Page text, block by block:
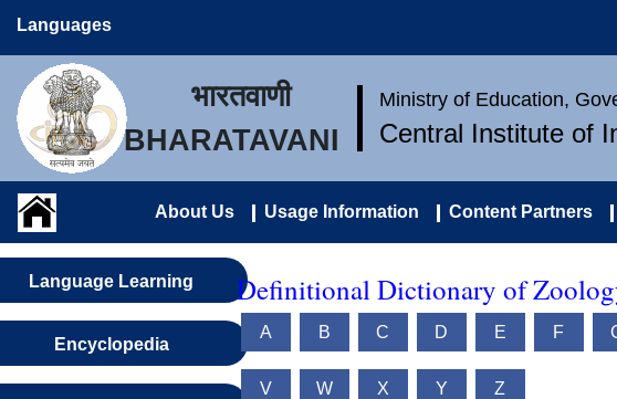
Languages
भारतवाणी
BHARATAVANI
Ministry of Education,
Central Institute of
About Us Usage Information Content Partners
Language Learning
Encyclopedia
Definitional Dictionary of
A B C D E F
V W X Y Z